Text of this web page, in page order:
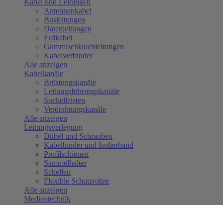
Kabel und Leitungen
Antennenkabel
Busleitungen
Datenleitungen
Erdkabel
Gummischlauchleitungen
Kabelverbinder
Alle anzeigen
Kabelkanäle
Brüstungskanäle
Leitungsführungskanäle
Sockelleisten
Verdrahtungskanäle
Alle anzeigen
Leitungsverlegung
Dübel und Schrauben
Kabelbinder und Isolierband
Profilschienen
Sammelhalter
Schellen
Flexible Schutzrohre
Alle anzeigen
Medientechnik